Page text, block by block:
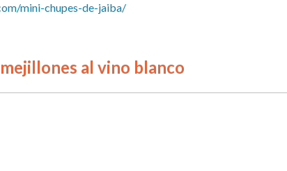
mini-chupes-de-jaiba/
al vino blanco